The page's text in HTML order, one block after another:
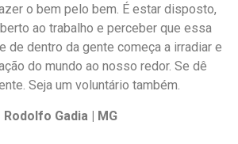
o bem pelo bem. É estar disposto,
ao trabalho e perceber que essa
de dentro da gente começa a irradiar e
do mundo ao nosso redor. Se dê
Seja um voluntário também.
Rodolfo Gadia | MG